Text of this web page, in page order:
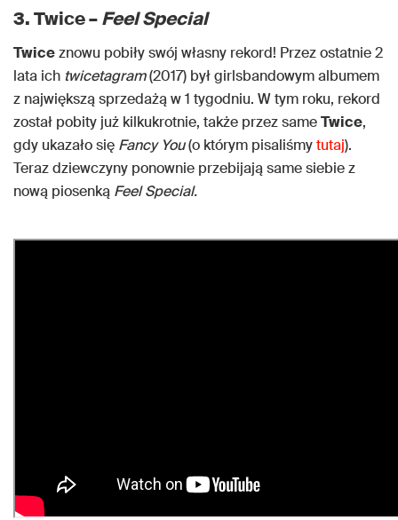
3. Twice –Feel Special
Twiceznowu pobiły swój własny rekord! Przez ostatnie 2
lata ich twicetagram(2017) był girlsbandowym albumem
z największą sprzedażą w 1 tygodniu. W tym roku, rekord
został pobity już kilkukrotnie, także przez sameTwice,
gdy ukazało się Fancy You(o którym pisaliśmytutaj).
Teraz dziewczyny ponownie przebijają same siebie z
nową piosenką Feel Special.